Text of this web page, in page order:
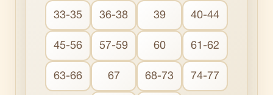
33-35 36-38 39 40-44
45-56 57-59 60 61-62
63-66 67 68-73 74-77